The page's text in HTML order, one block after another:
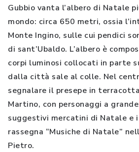
Gubbio vanta l’albero di Natale
mondo: circa 650 metri, ossia
Monte Ingino, sulle cui pendici
di sant’Ubaldo. L’albero è
corpi luminosi collocati in parte
dalla città sale al colle. Nel
segnalare il presepe in
Martino, con personaggi a
suggestivi mercatini di Natale e
rassegna “Musiche di Natale”
Pietro.